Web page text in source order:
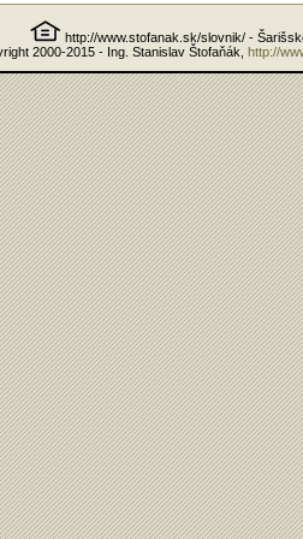
http://www.stofanak.sk/slovnik/ -
2000-2015 - Ing. Stanislav Štofaňák,
http://